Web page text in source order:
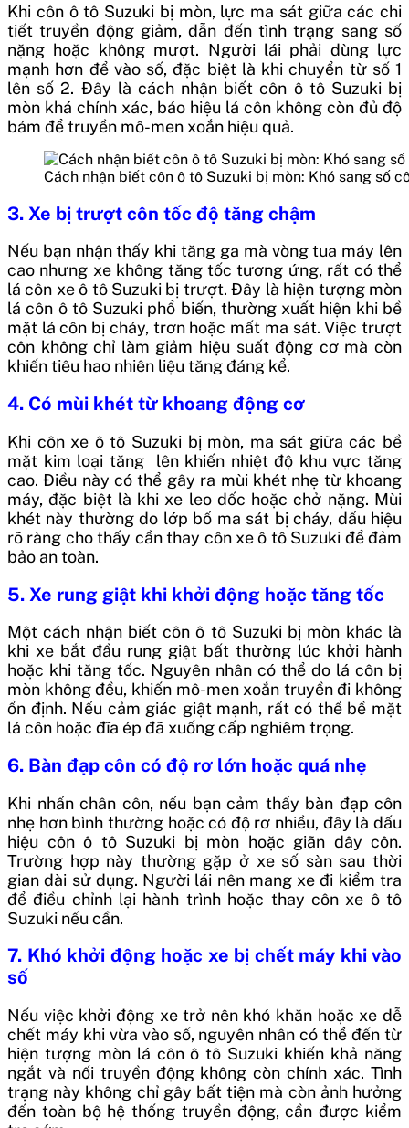
Khi côn ô tô Suzuki bị mòn, lực ma sát giữa các chi
tiết truyền động giảm, dẫn đến tình trạng sang số
nặng hoặc không mượt. Người lái phải dùng lực
mạnh hơn để vào số, đặc biệt là khi chuyển từ số 1
lên số 2. Đây là cách nhận biết côn ô tô Suzuki bị
mòn khá chính xác, báo hiệu lá côn không còn đủ độ
bám để truyền mô-men xoắn hiệu quả.
Cách nhận biết côn ô tô Suzuki bị mòn: Khó sang số
3. Xe bị trượt côn tốc độ tăng chậm
Nếu bạn nhận thấy khi tăng ga mà vòng tua máy lên
cao nhưng xe không tăng tốc tương ứng, rất có thể
lá côn xe ô tô Suzuki bị trượt. Đây là hiện tượng mòn
lá côn ô tô Suzuki phổ biến, thường xuất hiện khi bề
mặt lá côn bị cháy, trơn hoặc mất ma sát. Việc trượt
côn không chỉ làm giảm hiệu suất động cơ mà còn
khiến tiêu hao nhiên liệu tăng đáng kể.
4. Có mùi khét từ khoang động cơ
Khi côn xe ô tô Suzuki bị mòn, ma sát giữa các bề
mặt kim loại tăng lên khiến nhiệt độ khu vực tăng
cao. Điều này có thể gây ra mùi khét nhẹ từ khoang
máy, đặc biệt là khi xe leo dốc hoặc chở nặng. Mùi
khét này thường do lớp bố ma sát bị cháy, dấu hiệu
rõ ràng cho thấy cần thay côn xe ô tô Suzuki để đảm
bảo an toàn.
5. Xe rung giật khi khởi động hoặc tăng tốc
Một cách nhận biết côn ô tô Suzuki bị mòn khác là
khi xe bắt đầu rung giật bất thường lúc khởi hành
hoặc khi tăng tốc. Nguyên nhân có thể do lá côn bị
mòn không đều, khiến mô-men xoắn truyền đi không
ổn định. Nếu cảm giác giật mạnh, rất có thể bề mặt
lá côn hoặc đĩa ép đã xuống cấp nghiêm trọng.
6. Bàn đạp côn có độ rơ lớn hoặc quá nhẹ
Khi nhấn chân côn, nếu bạn cảm thấy bàn đạp côn
nhẹ hơn bình thường hoặc có độ rơ nhiều, đây là dấu
hiệu côn ô tô Suzuki bị mòn hoặc giãn dây côn.
Trường hợp này thường gặp ở xe số sàn sau thời
gian dài sử dụng. Người lái nên mang xe đi kiểm tra
để điều chỉnh lại hành trình hoặc thay côn xe ô tô
Suzuki nếu cần.
7. Khó khởi động hoặc xe bị chết máy khi vào
số
Nếu việc khởi động xe trở nên khó khăn hoặc xe dễ
chết máy khi vừa vào số, nguyên nhân có thể đến từ
hiện tượng mòn lá côn ô tô Suzuki khiến khả năng
ngắt và nối truyền động không còn chính xác. Tình
trạng này không chỉ gây bất tiện mà còn ảnh hưởng
đến toàn bộ hệ thống truyền động, cần được kiểm